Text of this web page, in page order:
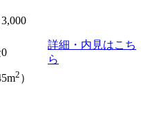
詳細・内見はこち
ら
2 ）